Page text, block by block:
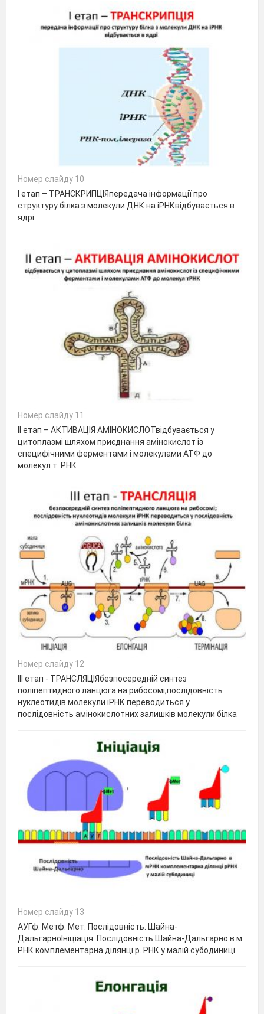
Номер слайду 10
І етап – ТРАНСКРИПЦІЯпередача інформації про
структуру білка з молекули ДНК на іРНКвідбувається в
ядрі
Номер слайду 11
ІІ етап – АКТИВАЦІЯ АМІНОКИСЛОТвідбувається у
цитоплазмі шляхом приєднання амінокислот із
специфічними ферментами і молекулами АТФ до
молекул т. РНК
Номер слайду 12
ІІІ етап - ТРАНСЛЯЦІЯбезпосередній синтез
поліпептидного ланцюга на рибосомі;послідовність
нуклеотидів молекули іРНК переводиться у
послідовність амінокислотних залишків молекули білка
Номер слайду 13
АУГф. Метф. Мет. Послідовність. Шайна-
ДальгарноІніціація. Послідовність Шайна-Дальгарно в м.
РНК комплементарна ділянці р. РНК у малій субодиниці